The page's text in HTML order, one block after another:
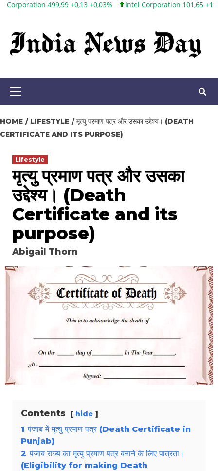
Skip
content
+0,13 +0,03% Intel Corporation 101,65 +1,84 +1,84%
Primary
HOME LIFESTYLE
मृत्यु प्रमाण पत्र और उसका उद्देश्य। (DEATH
CERTIFICATE AND ITS PURPOSE)
Lifestyle
मृत्यु प्रमाण पत्र और उसका
उद्देश्य। (Death
Certificate and its
purpose)
Abigail Thorn
Contents hide
1 पंजाब में मृत्यु प्रमाण पत्र (Death Certificate in
Punjab)
2 पंजाब राज्य का मृत्यु प्रमाण पत्र बनाने के लिए पात्रता।
(Eligibility for making Death